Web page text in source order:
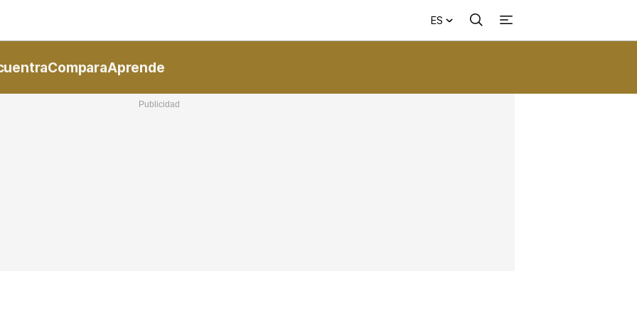
ES Buscar
ElConstitucional
MásQueEstilo
MásQuePartidos
MásQueSucesosJuicioExprés
MUNICIPIOS
ComparaAprende